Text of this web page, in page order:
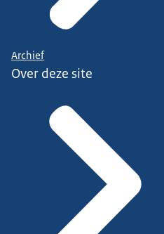
Archief
Over deze site